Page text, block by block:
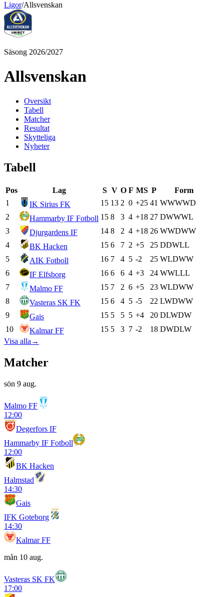
Ligor/Allsvenskan
Säsong 2026/2027
Allsvenskan
Oversikt
Tabell
Matcher
Resultat
Skytteliga
Nyheter
Tabell
Pos Lag S V O F MS P
Form
1
IK Sirius FK 15 13 2 0 +25 41 WWWWD
2
Hammarby IF Fotboll 15 8 3 4 +18 27 DWWWL
3
Djurgardens IF 14 8 2 4 +18 26 WWDWW
4
BK Hacken 15 6 7 2 +5 25 DDWLL
5
AIK Fotboll 16 7 4 5 -2 25 WLDWW
6
IF Elfsborg 16 6 6 4 +3 24 WWLLL
7
Malmo FF 15 7 2 6 +5 23 WLDWW
8
Vasteras SK FK 15 6 4 5 -5 22 LWDWW
9
Gais 15 5 5 5 +4 20 DLWDW
10
Kalmar FF 15 5 3 7 -2 18 DWDLW
Visa alla →
Matcher
sön 9 aug.
Malmo FF
12:00
Degerfors IF
Hammarby IF Fotboll
12:00
BK Hacken
Halmstad
14:30
Gais
IFK Goteborg
14:30
Kalmar FF
mån 10 aug.
Vasteras SK FK
17:00